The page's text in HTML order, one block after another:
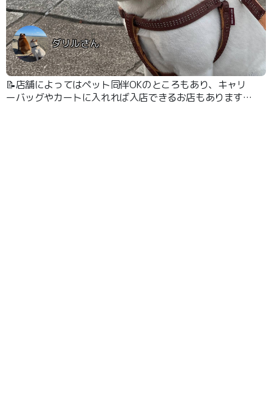
ダリルさん
📝店舗によってはペット同伴OKのところもあり、キャリ
ーバッグやカートに入れれば入店できるお店もあります🛍️